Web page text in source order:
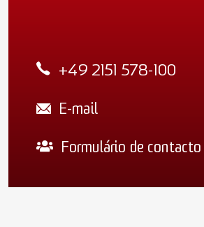
+49 2151 578-100
E-mail
Formulário de contacto